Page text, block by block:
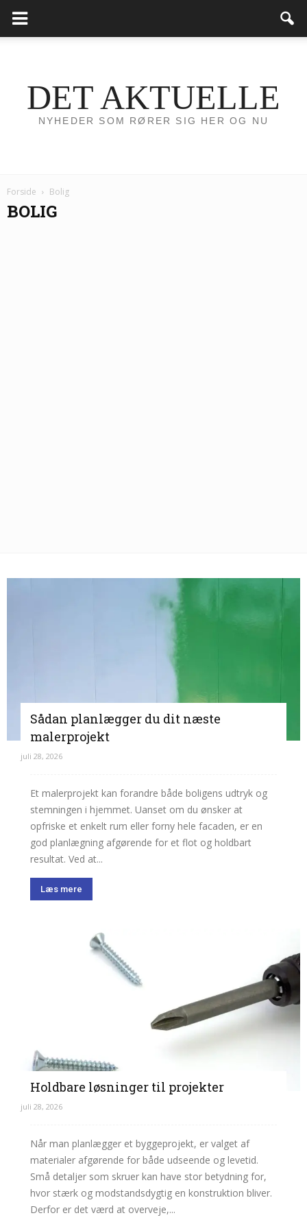
DET AKTUELLE
NYHEDER SOM RØRER SIG HER OG NU
Forside Bolig
BOLIG
Sådan planlægger du dit næste
malerprojekt
juli 28, 2026
Et malerprojekt kan forandre både boligens udtryk og
stemningen i hjemmet. Uanset om du ønsker at
opfriske et enkelt rum eller forny hele facaden, er en
god planlægning afgørende for et flot og holdbart
resultat. Ved at...
Læs mere
Holdbare løsninger til projekter
juli 28, 2026
Når man planlægger et byggeprojekt, er valget af
materialer afgørende for både udseende og levetid.
Små detaljer som skruer kan have stor betydning for,
hvor stærk og modstandsdygtig en konstruktion bliver.
Derfor er det værd at overveje,...